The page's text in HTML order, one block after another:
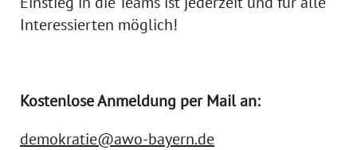
Interessierten möglich!
Kostenlose Anmeldung per Mail an:
demokratie@awo-bayern.de